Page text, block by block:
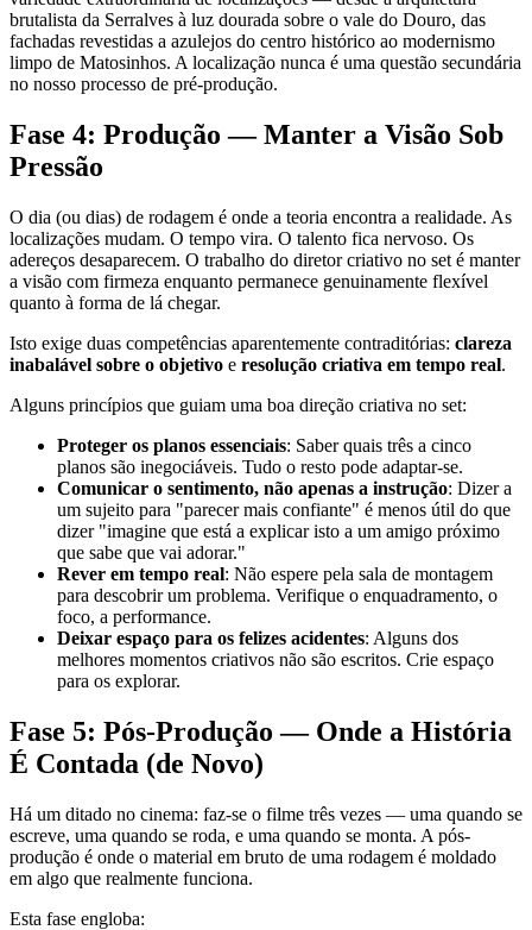
brutalista da Serralves à luz dourada sobre o vale do Douro, das
fachadas revestidas a azulejos do centro histórico ao modernismo
limpo de Matosinhos. A localização nunca é uma questão secundária
no nosso processo de pré-produção.
Fase 4: Produção — Manter a Visão Sob
Pressão
O dia (ou dias) de rodagem é onde a teoria encontra a realidade. As
localizações mudam. O tempo vira. O talento fica nervoso. Os
adereços desaparecem. O trabalho do diretor criativo no set é manter
a visão com firmeza enquanto permanece genuinamente flexível
quanto à forma de lá chegar.
Isto exige duas competências aparentemente contraditórias: clareza
inabalável sobre o objetivo e resolução criativa em tempo real.
Alguns princípios que guiam uma boa direção criativa no set:
Proteger os planos essenciais: Saber quais três a cinco
planos são inegociáveis. Tudo o resto pode adaptar-se.
Comunicar o sentimento, não apenas a instrução: Dizer a
um sujeito para "parecer mais confiante" é menos útil do que
dizer "imagine que está a explicar isto a um amigo próximo
que sabe que vai adorar."
Rever em tempo real: Não espere pela sala de montagem
para descobrir um problema. Verifique o enquadramento, o
foco, a performance.
Deixar espaço para os felizes acidentes: Alguns dos
melhores momentos criativos não são escritos. Crie espaço
para os explorar.
Fase 5: Pós-Produção — Onde a História
É Contada (de Novo)
Há um ditado no cinema: faz-se o filme três vezes — uma quando se
escreve, uma quando se roda, e uma quando se monta. A pós-
produção é onde o material em bruto de uma rodagem é moldado
em algo que realmente funciona.
Esta fase engloba: